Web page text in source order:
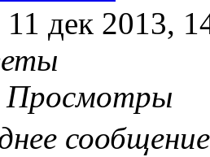
11 дек 2013,
Просмотры